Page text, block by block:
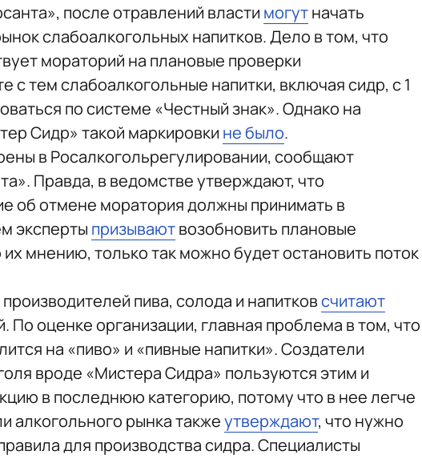
после отравлений власти могутначать
слабоалкогольных напитков. Дело в том, что
мораторий на плановые проверки
с тем слабоалкогольные напитки, включая сидр, с 1
по системе «Честный знак». Однако на
Сидр» такой маркировки не было.
в Росалкогольрегулировании, сообщают
Правда, в ведомстве утверждают, что
об отмене моратория должны принимать в
эксперты призываютвозобновить плановые
мнению, только так можно будет остановить поток
пива, солода и напитковсчитают
По оценке организации, главная проблема в том, что
на «пиво» и «пивные напитки». Создатели
вроде «Мистера Сидра» пользуются этим и
в последнюю категорию, потому что в нее легче
алкогольного рынка такжеутверждают, что нужно
для производства сидра. Специалисты